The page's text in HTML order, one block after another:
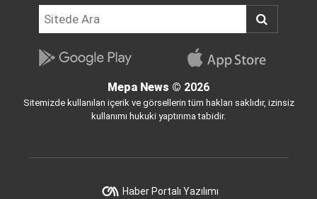
Mepa News © 2026
Sitemizde kullanılan içerik ve görsellerin tüm hakları saklıdır, izinsiz
kullanımı hukuki yaptırıma tabidir.
Haber Portalı Yazılımı